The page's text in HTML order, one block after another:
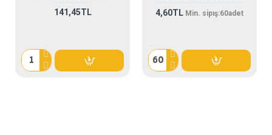
141,45TL 4,60TL Min. sipış:60adet